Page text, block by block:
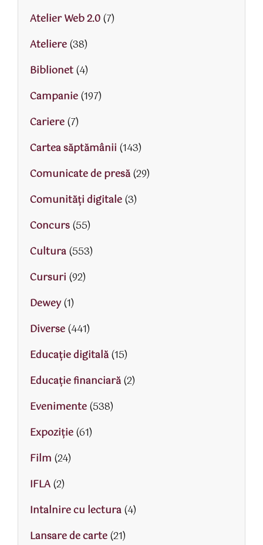
Atelier Web 2.0(7)
Ateliere(38)
Biblionet(4)
Campanie(197)
Cariere(7)
Cartea săptămânii (143)
Comunicate de presă(29)
Comunități digitale(3)
Concurs(55)
Cultura(553)
Cursuri (92)
Dewey(1)
Diverse(441)
Educaţie digitală(15)
Educaţie financiară(2)
Evenimente(538)
Expoziție(61)
Film (24)
IFLA(2)
Intalnire cu lectura(4)
Lansare de carte(21)